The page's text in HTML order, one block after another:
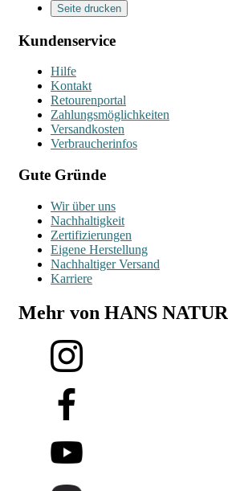
Seite drucken
Kundenservice
Hilfe
Kontakt
Retourenportal
Zahlungsmöglichkeiten
Versandkosten
Verbraucherinfos
Gute Gründe
Wir über uns
Nachhaltigkeit
Zertifizierungen
Eigene Herstellung
Nachhaltiger Versand
Karriere
Mehr von HANS NATUR